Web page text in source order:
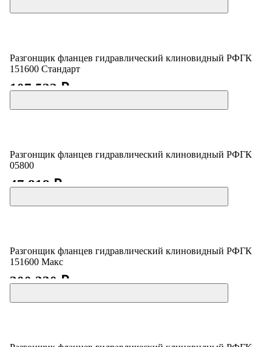
Разгонщик фланцев гидравлический клиновидный РФГК
151600 Стандарт
107 522 ₽
Разгонщик фланцев гидравлический клиновидный РФГК
05800
47 818 ₽
Разгонщик фланцев гидравлический клиновидный РФГК
151600 Макс
200 330 ₽